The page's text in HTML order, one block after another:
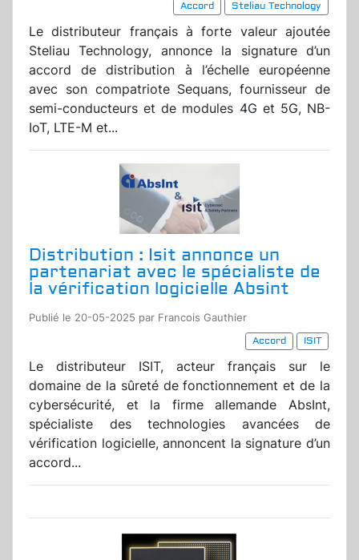
Accord Steliau Technology
Le distributeur français à forte valeur ajoutée
Steliau Technology, annonce la signature d’un
accord de distribution à l’échelle européenne
avec son compatriote Sequans, fournisseur de
semi-conducteurs et de modules 4G et 5G, NB-
IoT, LTE-M et...
Distribution : Isit annonce un
partenariat avec le spécialiste de
la vérification logicielle Absint
Publié le 20-05-2025 par Francois Gauthier
Accord
ISIT
Le distributeur ISIT, acteur français sur le
domaine de la sûreté de fonctionnement et de la
cybersécurité, et la firme allemande AbsInt,
spécialiste des technologies avancées de
vérification logicielle, annoncent la signature d’un
accord...